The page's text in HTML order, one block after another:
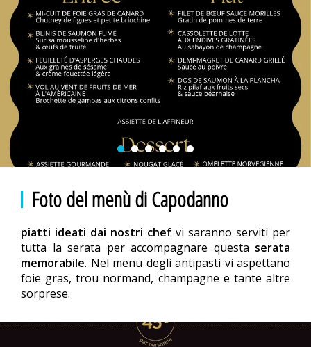
Foto del menù di Capodanno
piatti ideati dai nostri chef vi saranno serviti per
tutta la serata per accompagnare questa serata
memorabile. Nel menu degli antipasti vi aspettano
foie gras, trou normand, champagne e tante altre
sorprese.